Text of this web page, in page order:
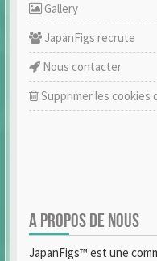
Gallery
JapanFigs recrute
Nous contacter
Supprimer les cookies
A PROPOS DE NOUS
JapanFigs™ est une